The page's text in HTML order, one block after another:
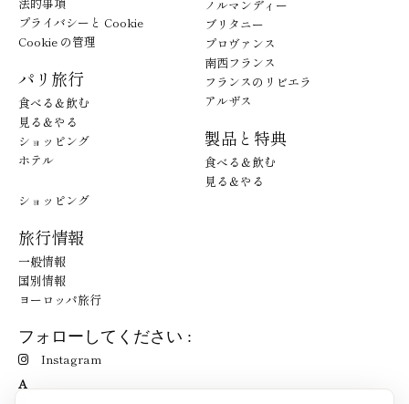
プライバシーと Cookie
Cookie の管理
パリ旅行
食べる＆飲む
見る＆やる
ショッピング
ホテル
ノルマンディー
ブリタニー
プロヴァンス
南西フランス
フランスのリビエラ
アルザス
製品と特典
食べる＆飲む
見る＆やる
ショッピング
旅行情報
一般情報
国別情報
ヨーロッパ旅行
フォローしてください :
Instagram
A